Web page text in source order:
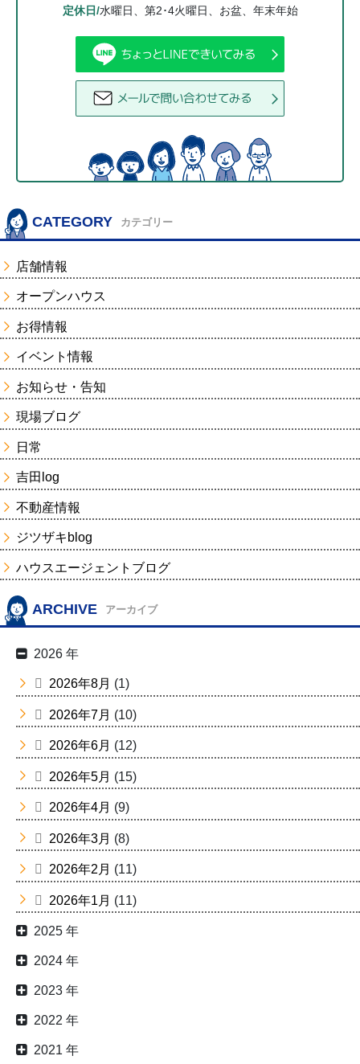
定休日/水曜日、第2･4火曜日、お盆、年末年始
CATEGORY カテゴリー
店舗情報
オープンハウス
お得情報
イベント情報
お知らせ・告知
現場ブログ
日常
吉田log
不動産情報
ジツザキblog
ハウスエージェントブログ
ARCHIVE アーカイブ
2026 年
2026年8月 (1)
2026年7月 (10)
2026年6月 (12)
2026年5月 (15)
2026年4月 (9)
2026年3月 (8)
2026年2月 (11)
2026年1月 (11)
2025 年
2024 年
2023 年
2022 年
2021 年